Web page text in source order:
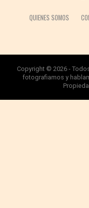
QUIENES SOMOS
Copyright © 2026 -
fotografiamos y